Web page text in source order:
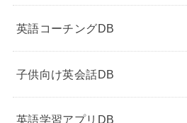
英語コーチングDB
子供向け英会話DB
英語学習アプリDB